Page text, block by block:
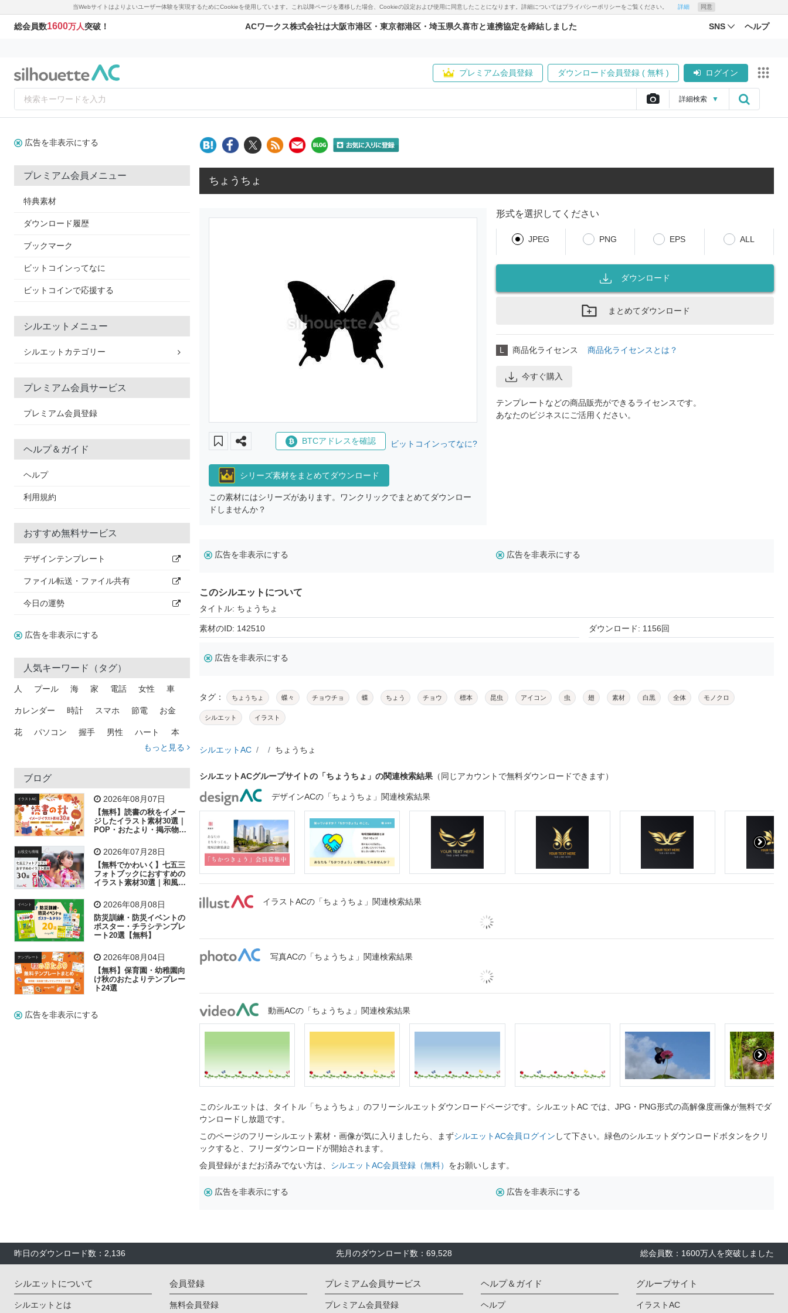
当Webサイトはよりよいユーザー体験を実現するためにCookieを使用しています。これ以降ページを遷移した場合、Cookieの設定および使用に同意したことになります。詳細についてはプライバシーポリシーをご覧ください。 詳細 同意
総会員数1600万人突破！ ACワークス株式会社は大阪市港区・東京都港区・埼玉県久喜市と連携協定を締結しました SNS ヘルプ
プレミアム会員登録 ダウンロード会員登録 ( 無料 ) ログイン
詳細検索 ▼
広告を非表示にする
プレミアム会員メニュー
特典素材
ダウンロード履歴
ブックマーク
ビットコインってなに
ビットコインで応援する
シルエットメニュー
シルエットカテゴリー
プレミアム会員サービス
プレミアム会員登録
ヘルプ＆ガイド
ヘルプ
利用規約
おすすめ無料サービス
デザインテンプレート
ファイル転送・ファイル共有
今日の運勢
広告を非表示にする
人気キーワード（タグ）
人 プール 海 家 電話 女性 車
カレンダー 時計 スマホ 節電 お金
花 パソコン 握手 男性 ハート 本
トラック 木
吹き出し
飛行機 グラフ ビル 魚 家族 書類
歩く 工場 会社 太陽 キラキラ
子供 作業員 葉 相談 ピクトグラム
もっと見る
ブログ
イラストAC 2026年08月07日
【無料】読書の秋をイメー
ジしたイラスト素材30選｜
POP・おたより・掲示物に
お役立ち情報 2026年07月28日
【無料でかわいく】七五三
フォトブックにおすすめの
イラスト素材30選｜和風の
イベント 2026年08月08日
防災訓練・防災イベントの
ポスター・チラシテンプレ
ート20選【無料】
テンプレート 2026年08月04日
【無料】保育園・幼稚園向
け秋のおたよりテンプレー
ト24選
広告を非表示にする
ちょうちょ
BTCアドレスを確認 ビットコインってなに?
シリーズ素材をまとめてダウンロード
この素材にはシリーズがあります。ワンクリックでまとめてダウンロー
ドしませんか？
形式を選択してください
JPEG PNG EPS ALL
ダウンロード
まとめてダウンロード
L 商品化ライセンス 商品化ライセンスとは？
今すぐ購入
テンプレートなどの商品販売ができるライセンスです。
あなたのビジネスにご活用ください。
広告を非表示にする 広告を非表示にする
このシルエットについて
タイトル: ちょうちょ
素材のID: 142510 ダウンロード: 1156回
広告を非表示にする
タグ： ちょうちょ 蝶々 チョウチョ 蝶 ちょう チョウ 標本 昆虫 アイコン 虫 翅 素材 白黒 全体 モノクロ
シルエット イラスト
シルエットAC ちょうちょ
シルエットACグループサイトの「ちょうちょ」の関連検索結果 （同じアカウントで無料ダウンロードできます）
デザインACの「ちょうちょ」関連検索結果
イラストACの「ちょうちょ」関連検索結果
写真ACの「ちょうちょ」関連検索結果
動画ACの「ちょうちょ」関連検索結果
このシルエットは、タイトル「ちょうちょ」のフリーシルエットダウンロードページです。シルエットAC では、JPG・PNG形式の高解像度画像が無料でダ
ウンロードし放題です。
このページのフリーシルエット素材・画像が気に入りましたら、まずシルエットAC会員ログイン して下さい。緑色のシルエットダウンロードボタンをクリ
ックすると、フリーダウンロードが開始されます。
会員登録がまだお済みでない方は、 シルエットAC会員登録（無料） をお願いします。
広告を非表示にする 広告を非表示にする
昨日のダウンロード数：2,136 先月のダウンロード数：69,528 総会員数：1600万人を突破しました
シルエットについて
シルエットとは
会員登録
無料会員登録
プレミアム会員サービス
プレミアム会員登録
ヘルプ＆ガイド
ヘルプ
グループサイト
イラストAC